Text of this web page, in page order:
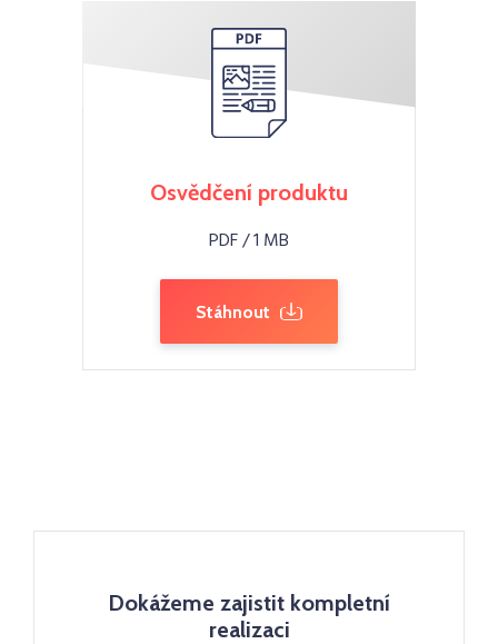
Osvědčení produktu
PDF / 1 MB
Stáhnout
Dokážeme zajistit kompletní
realizaci